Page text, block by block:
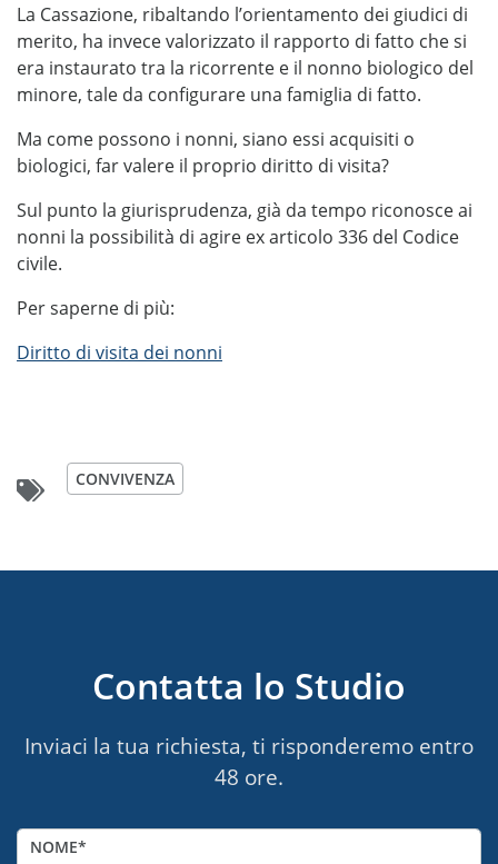
La Cassazione, ribaltando l’orientamento dei giudici di
merito, ha invece valorizzato il rapporto di fatto che si
era instaurato tra la ricorrente e il nonno biologico del
minore, tale da configurare una famiglia di fatto.
Ma come possono i nonni, siano essi acquisiti o
biologici, far valere il proprio diritto di visita?
Sul punto la giurisprudenza, già da tempo riconosce ai
nonni la possibilità di agire ex articolo 336 del Codice
civile.
Per saperne di più:
Diritto di visita dei nonni
CONVIVENZA
Contatta lo Studio
Inviaci la tua richiesta, ti risponderemo entro
48 ore.
NOME